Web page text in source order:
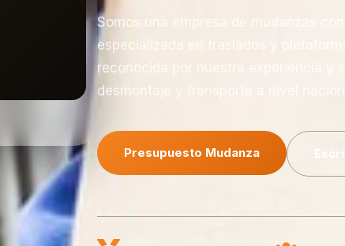
Somos una empresa de mudanzas
especializada en traslados y
reconocida por nuestra experiencia y
desmontaje y transporte a nivel
Presupuesto Mudanza